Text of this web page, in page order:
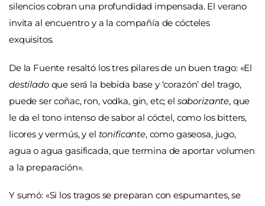
silencios cobran una profundidad impensada. El verano
invita al encuentro y a la compañía de cócteles
exquisitos.
De la Fuente resaltó los tres pilares de un buen trago: «El
destiladoque será la bebida base y ‘corazón’ del trago,
puede ser coñac, ron, vodka, gin, etc; el saborizante, que
le da el tono intenso de sabor al cóctel, como los bitters,
licores y vermús, y el tonificante, como gaseosa, jugo,
agua o agua gasificada, que termina de aportar volumen
a la preparación».
Y sumó: «Si los tragos se preparan con espumantes, se